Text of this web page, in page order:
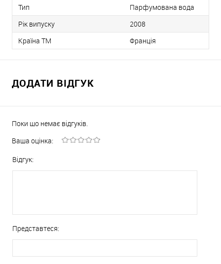
Тип
Парфумована вода
Рік випуску
2008
Країна ТМ
Франція
ДОДАТИ ВІДГУК
Поки що немає відгуків.
Ваша оцінка:
Відгук:
Представтеся: